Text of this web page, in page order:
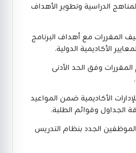
الدراسية وتطوير الأهداف
المقررات مع أهداف البرنامج
الأكاديمية الدولية.
وفق الحد الأدنى
الأكاديمية ضمن المواعيد
الجداول وقوائم الطلبة.
الجدد بنظام التدريس